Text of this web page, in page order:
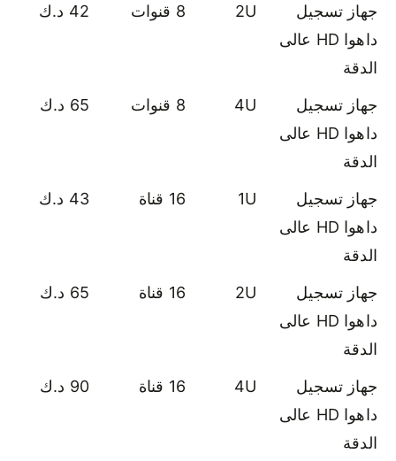
جهاز تسجيل
داهوا HD عالى
الدقة
2U 8 قنوات 42 د.ك
جهاز تسجيل
داهوا HD عالى
الدقة
4U 8 قنوات 65 د.ك
جهاز تسجيل
داهوا HD عالى
الدقة
1U 16 قناة 43 د.ك
جهاز تسجيل
داهوا HD عالى
الدقة
2U 16 قناة 65 د.ك
جهاز تسجيل
داهوا HD عالى
الدقة
4U 16 قناة 90 د.ك